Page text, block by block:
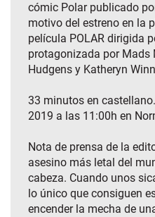
cómic Polar publicado
motivo del estreno en la
película POLAR dirigida
protagonizada por Mads
Hudgens y Katheryn
33 minutos en
2019 a las 11:00h en
Nota de prensa de la
asesino más letal del
cabeza. Cuando unos
lo único que consiguen
encender la mecha de